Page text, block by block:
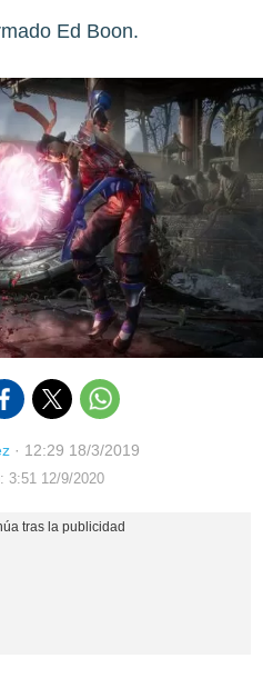
Ed Boon.
· 12:29 18/3/2019
3:51 12/9/2020